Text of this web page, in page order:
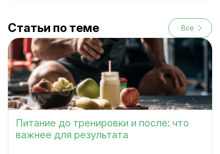
Статьи по теме Все
Питание до тренировки и после: что
важнее для результата